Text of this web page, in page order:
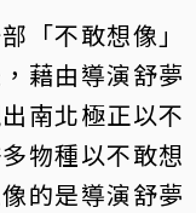
「不敢想像」
藉由導演舒夢
南北極正以不
物種以不敢想
的是導演舒夢